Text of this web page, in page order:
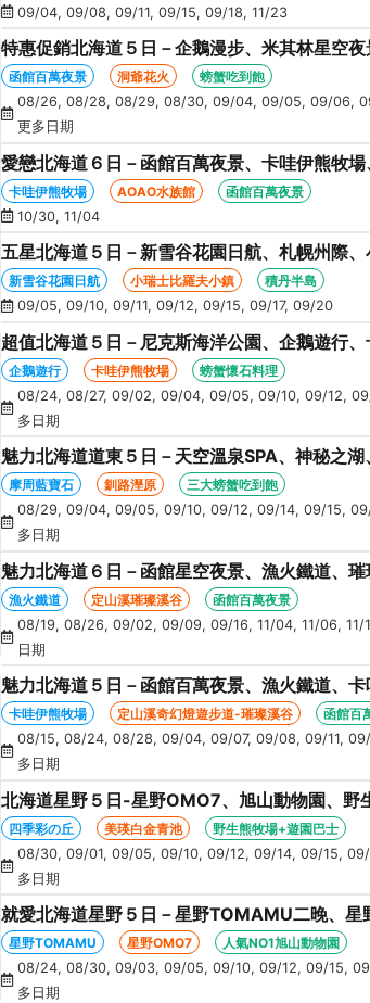
09/04, 09/08, 09/11, 09/15, 09/18, 11/23
特惠促銷北海道５日－企鵝漫步、米其林星空
火、啤酒暢飲、螃蟹懷石料理、螃蟹吃到飽
函館百萬夜景 洞爺花火
螃蟹吃到飽
08/26, 08/28, 08/29, 08/30, 09/04, 09/05, 09/06,
更多日期
愛戀北海道６日－函館百萬夜景、卡哇伊熊牧場
藻岩山纜車、三大螃蟹吃到飽(函館/千歲)
卡哇伊熊牧場 AOAO水族館
函館百萬夜景
10/30, 11/04
五星北海道５日－新雪谷花園日航、札幌州際、
空中纜車、積丹半島、採水果、海鮮和牛螃蟹放
新雪谷花園日航 小瑞士比羅夫小鎮
積丹半島
09/05, 09/10, 09/11, 09/12, 09/15, 09/17, 09/20
超值北海道５日－尼克斯海洋公園、企鵝遊行
蹄山名水公園、洞爺星空、花火大會、螃蟹懷石
企鵝遊行 卡哇伊熊牧場
螃蟹懷石料理
08/24, 08/27, 09/02, 09/04, 09/05, 09/10, 09/12,
多日期
魅力北海道道東５日－天空溫泉SPA、神秘之湖
丹頂鶴、花時計、砂湯體驗、螃蟹吃到飽
摩周藍寶石 釧路溼原
三大螃蟹吃到飽
08/29, 09/04, 09/05, 09/10, 09/12, 09/14, 09/15,
多日期
魅力北海道６日－函館星空夜景、漁火鐵道、璀
AOAO水族館、藻岩山纜車、三大螃蟹吃到飽
漁火鐵道 定山溪璀璨溪谷
函館百萬夜景
08/19, 08/26, 09/02, 09/09, 09/16, 11/04, 11/06, 11/
日期
魅力北海道５日－函館百萬夜景、漁火鐵道、
鵝遊行、奇幻燈遊步道、璀璨溪谷、人氣NO1小
卡哇伊熊牧場 定山溪奇幻燈遊步道-璀璨溪谷
函館百
08/15, 08/24, 08/28, 09/04, 09/07, 09/08, 09/11,
多日期
北海道星野５日-星野OMO7、旭山動物園、野
丘、卡哇伊草泥馬、美瑛白金青池、螃蟹吃到飽
四季彩の丘 美瑛白金青池
野生熊牧場+遊園巴士
08/30, 09/01, 09/05, 09/10, 09/12, 09/14, 09/15,
多日期
就愛北海道星野５日－星野TOMAMU二晚、
涮鍋、人氣NO1旭山動物園、海鮮和牛螃蟹吃到
星野TOMAMU 星野OMO7
人氣NO1旭山動物園
08/24, 08/30, 09/03, 09/05, 09/10, 09/12, 09/15,
多日期